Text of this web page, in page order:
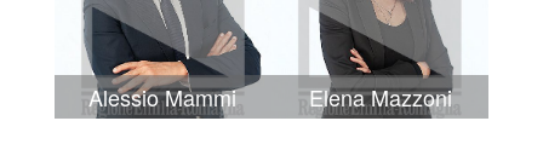
Alessio Mammi Elena Mazzoni